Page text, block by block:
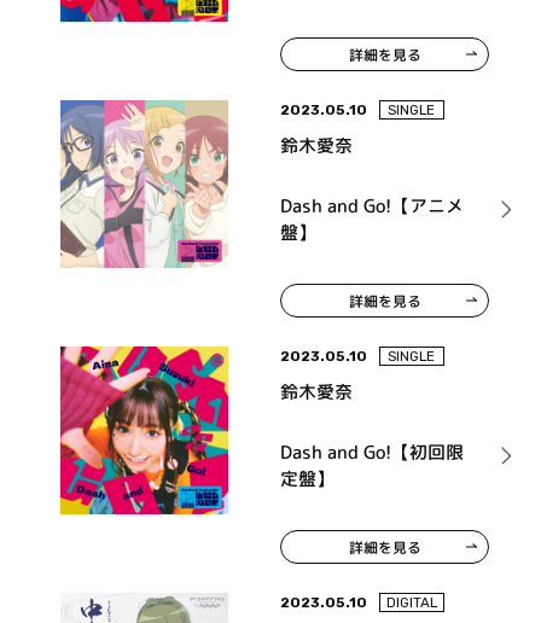
詳細を見る
2023.05.10 SINGLE
鈴木愛奈
Dash and Go!【アニメ
盤】
詳細を見る
2023.05.10 SINGLE
鈴木愛奈
Dash and Go!【初回限
定盤】
詳細を見る
2023.05.10 DIGITAL